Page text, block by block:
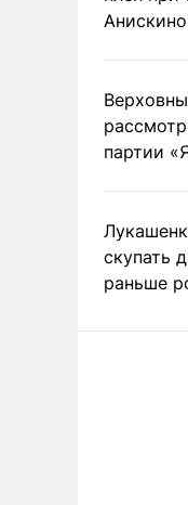
Анискино
партии
скупать
раньше